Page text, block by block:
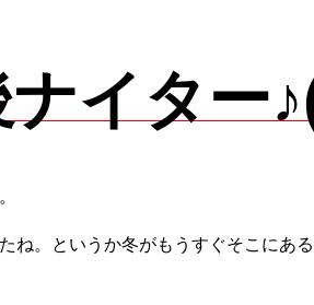
イター
ね。というか冬がもうすぐそこにあ